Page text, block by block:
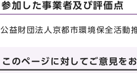
参加した事業者及び評価点
公益財団法人京都市環境保全活
このページに対してご意見を